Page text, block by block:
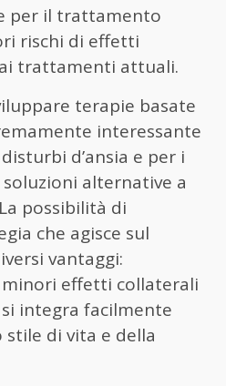
per il trattamento
rischi di effetti
trattamenti attuali.
terapie basate
interessante
d’ansia e per i
alternative a
possibilità di
che agisce sul
vantaggi:
effetti collaterali
integra facilmente
di vita e della